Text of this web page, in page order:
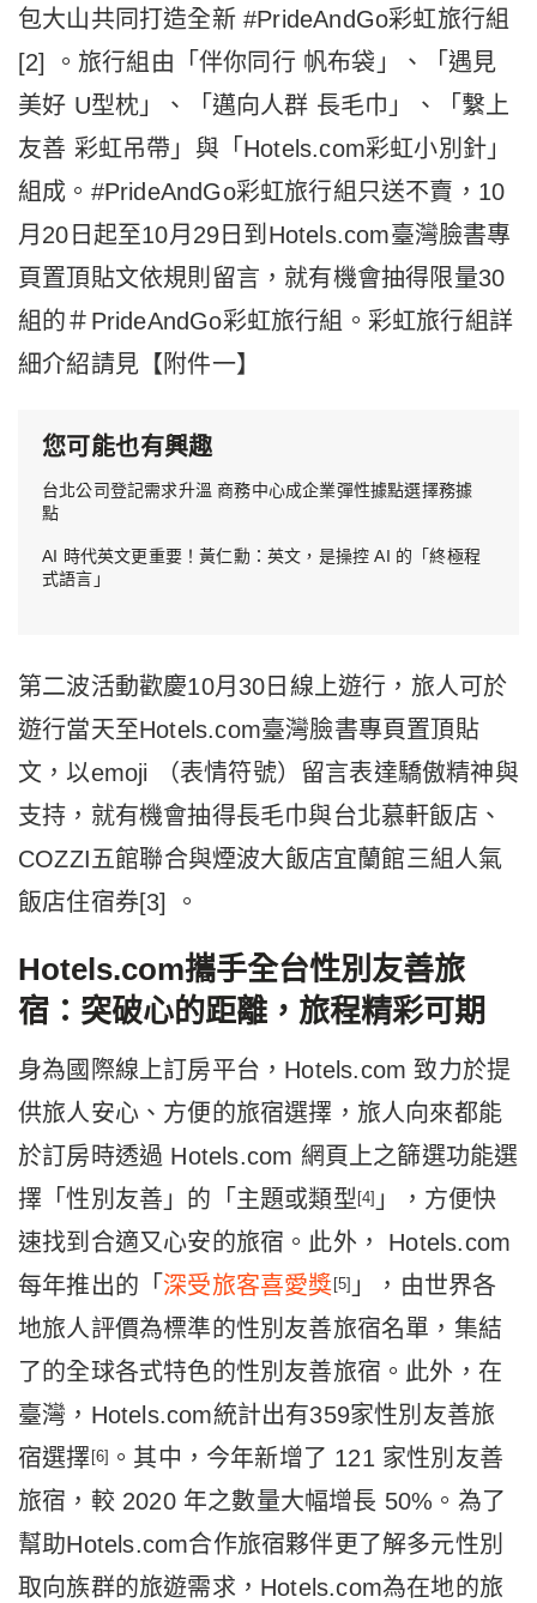
包大山共同打造全新 #PrideAndGo彩虹旅行組
[2] 。旅行組由「伴你同行 帆布袋」、「遇見
美好 U型枕」、「邁向人群 長毛巾」、「繫上
友善 彩虹吊帶」與「Hotels.com彩虹小別針」
組成。#PrideAndGo彩虹旅行組只送不賣，10
月20日起至10月29日到Hotels.com臺灣臉書專
頁置頂貼文依規則留言，就有機會抽得限量30
組的＃PrideAndGo彩虹旅行組。彩虹旅行組詳
細介紹請見【附件一】
您可能也有興趣
台北公司登記需求升溫 商務中心成企業彈性據點選擇務據
點
AI 時代英文更重要！黃仁勳：英文，是操控 AI 的「終極程
式語言」
第二波活動歡慶10月30日線上遊行，旅人可於
遊行當天至Hotels.com臺灣臉書專頁置頂貼
文，以emoji （表情符號）留言表達驕傲精神與
支持，就有機會抽得長毛巾與台北慕軒飯店、
COZZI五館聯合與煙波大飯店宜蘭館三組人氣
飯店住宿券[3] 。
Hotels.com攜手全台性別友善旅
宿：突破心的距離，旅程精彩可期
身為國際線上訂房平台，Hotels.com 致力於提
供旅人安心、方便的旅宿選擇，旅人向來都能
於訂房時透過 Hotels.com 網頁上之篩選功能選
擇「性別友善」的「主題或類型 [4] 」，方便快
速找到合適又心安的旅宿。此外， Hotels.com
每年推出的「 深受旅客喜愛獎 [5] 」，由世界各
地旅人評價為標準的性別友善旅宿名單，集結
了的全球各式特色的性別友善旅宿。此外，在
臺灣，Hotels.com統計出有359家性別友善旅
宿選擇 [6]
。其中，今年新增了 121 家性別友善
旅宿，較 2020 年之數量大幅增長 50%。為了
幫助Hotels.com合作旅宿夥伴更了解多元性別
取向族群的旅遊需求，Hotels.com為在地的旅